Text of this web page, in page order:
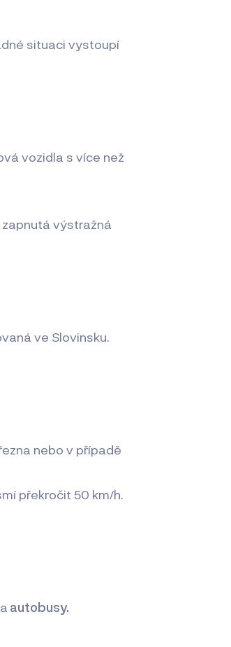
situaci vystoupí
vozidla s více než
výstražná
ve Slovinsku.
nebo v případě
překročit 50 km/h.
a autobusy.